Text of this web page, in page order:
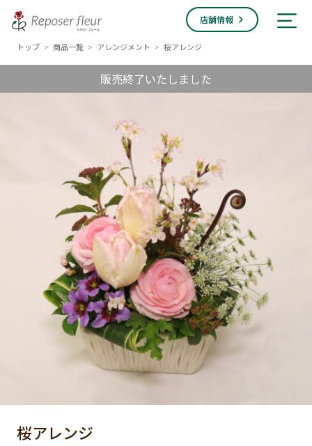
店舗情報
トップ > 商品一覧 > アレンジメント > 桜アレンジ
販売終了いたしました
桜アレンジ